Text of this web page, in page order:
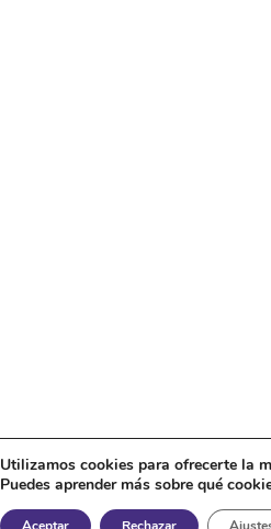
Utilizamos cookies para ofrecerte la
Puedes aprender más sobre qué